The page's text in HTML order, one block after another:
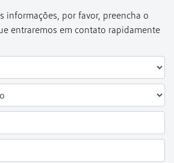
informações, por favor, preencha o
entraremos em contato rapidamente